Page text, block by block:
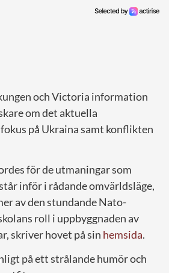
och Victoria information
om det aktuella
på Ukraina samt konflikten
för de utmaningar som
inför i rådande omvärldsläge,
av den stundande Nato-
roll i uppbyggnaden av
skriver hovet på sin hemsida.
på ett strålande humör och